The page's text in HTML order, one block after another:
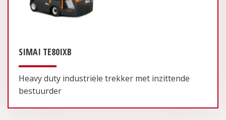
SIMAI TE80IXB
Heavy duty industriële trekker met inzittende
bestuurder